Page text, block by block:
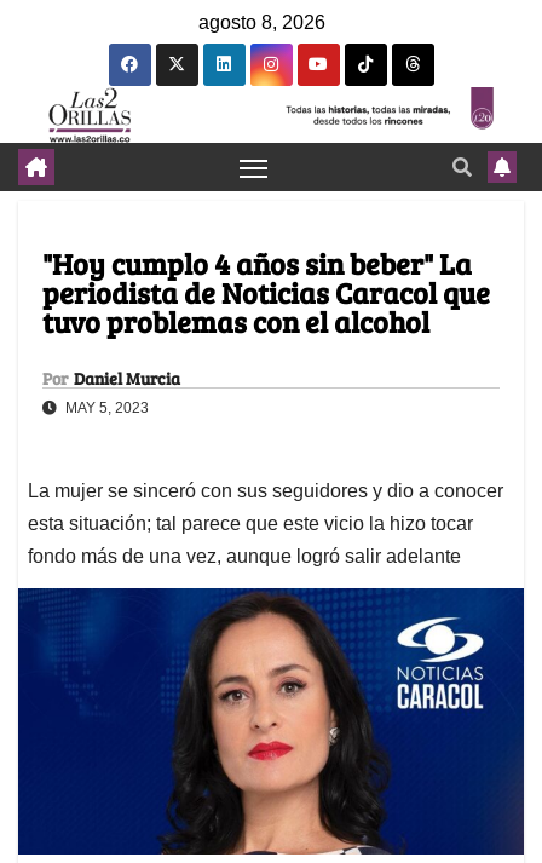
agosto 8, 2026
"Hoy cumplo 4 años sin beber" La
periodista de Noticias Caracol que
tuvo problemas con el alcohol
Por Daniel Murcia
MAY 5, 2023
La mujer se sinceró con sus seguidores y dio a conocer
esta situación; tal parece que este vicio la hizo tocar
fondo más de una vez, aunque logró salir adelante